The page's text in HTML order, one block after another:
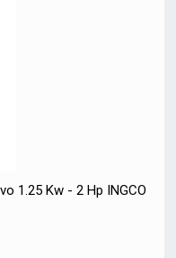
1.25 Kw - 2 Hp INGCO